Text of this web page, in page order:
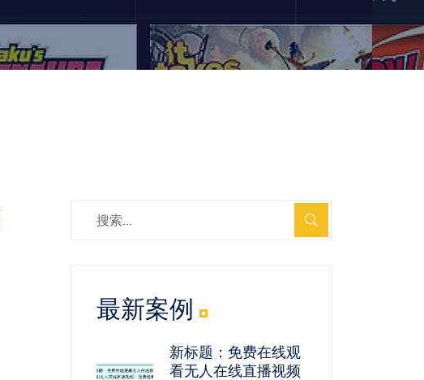
最新案例
新标题：免费在线观
看无人在线直播视频